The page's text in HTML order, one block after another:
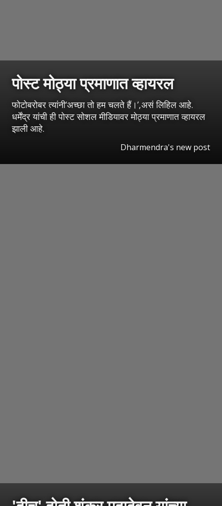
पोस्ट मोठ्या प्रमाणात व्हायरल
फोटोबरोबर त्यांनी‘अच्छा तो हम चलते हैं।’,असं लिहिल आहे.
धर्मेंद्र यांची ही पोस्ट सोशल मीडियावर मोठ्या प्रमाणात व्हायरल
झाली आहे.
Dharmendra's new post